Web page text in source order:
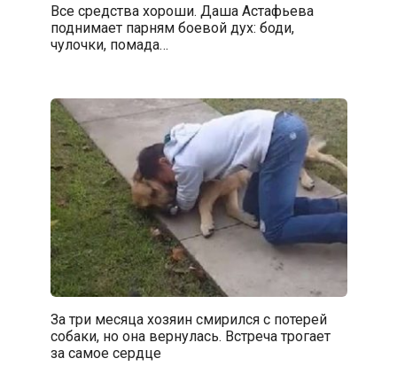
Все средства хороши. Даша Астафьева
поднимает парням боевой дух: боди,
чулочки, помада…
За три месяца хозяин смирился с потерей
собаки, но она вернулась. Встреча трогает
за самое сердце